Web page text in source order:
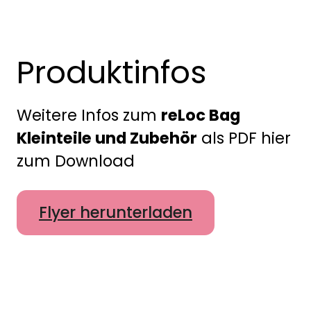
Produktinfos
Weitere Infos zum reLoc Bag
Kleinteile und Zubehör als PDF hier
zum Download
Flyer herunterladen